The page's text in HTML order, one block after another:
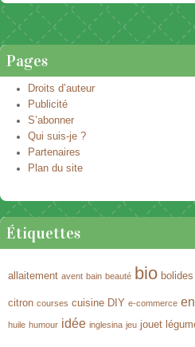
Naviguer dans les
Pages
Droits d’auteur
Publicité
S’abonner
Qui suis-je ?
Partenaires
Plan du site
Étiquettes
allaitement avent bain beauté bio bolides
citron courses cuisine DIY e-commerce
huile humour idée inglesina jeu jouet